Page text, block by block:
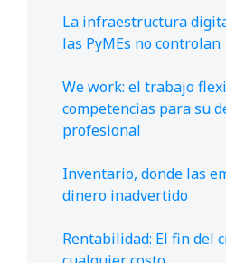
La infraestructura
las PyMEs no controlan
We work: el trabajo
competencias para su
profesional
Inventario, donde las
dinero inadvertido
Rentabilidad: El fin del